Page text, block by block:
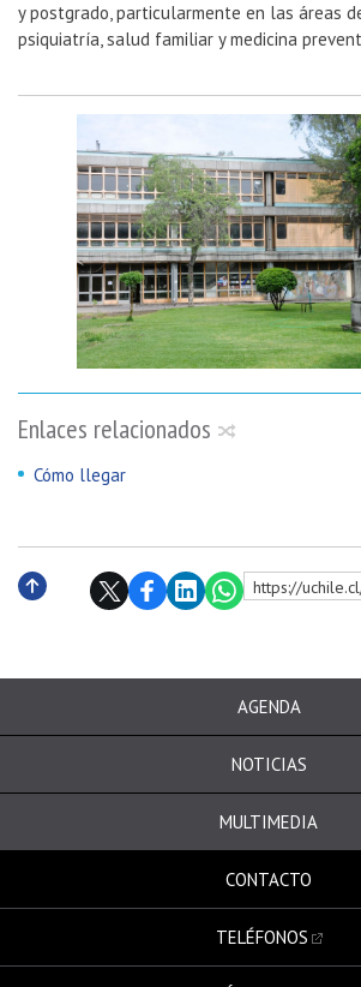
Enlaces relacionados
Cómo llegar
y postgrado, particularmente en las áreas
psiquiatría, salud familiar y medicina
https://
AGENDA
NOTICIAS
MULTIMEDIA
CONTACTO
TELÉFONOS